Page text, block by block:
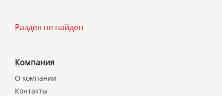
Раздел не найден
Компания
О компании
Контакты